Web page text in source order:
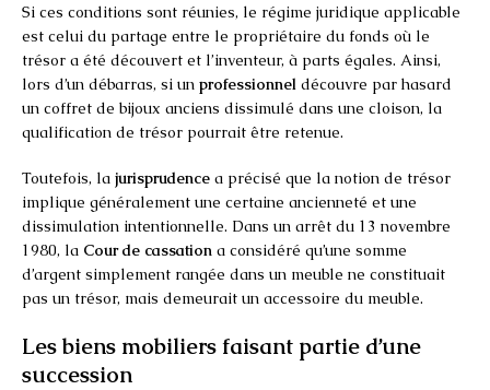
Si ces conditions sont réunies, le régime juridique applicable
est celui du partage entre le propriétaire du fonds où le
trésor a été découvert et l’inventeur, à parts égales. Ainsi,
lors d’un débarras, si un professionnel découvre par hasard
un coffret de bijoux anciens dissimulé dans une cloison, la
qualification de trésor pourrait être retenue.
Toutefois, la jurisprudence a précisé que la notion de trésor
implique généralement une certaine ancienneté et une
dissimulation intentionnelle. Dans un arrêt du 13 novembre
1980, la Cour de cassation a considéré qu’une somme
d’argent simplement rangée dans un meuble ne constituait
pas un trésor, mais demeurait un accessoire du meuble.
Les biens mobiliers faisant partie d’une
succession